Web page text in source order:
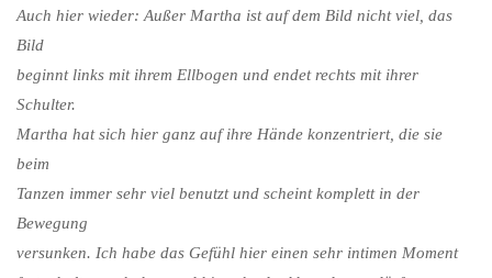
Auch hier wieder: Außer Martha ist auf dem Bild nicht viel, das
Bild
beginnt links mit ihrem Ellbogen und endet rechts mit ihrer
Schulter.
Martha hat sich hier ganz auf ihre Hände konzentriert, die sie
beim
Tanzen immer sehr viel benutzt und scheint komplett in der
Bewegung
versunken. Ich habe das Gefühl hier einen sehr intimen Moment